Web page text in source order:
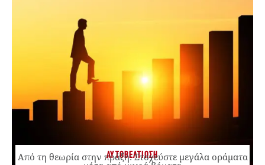
ΑΥΤΟΒΕΛΤΙΩΣΗ
Από τη θεωρία στην πράξη: Στοχεύστε μεγάλα οράματα